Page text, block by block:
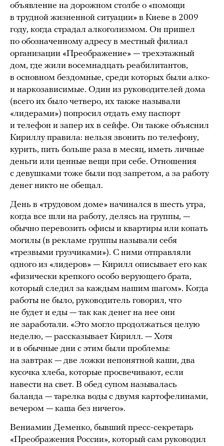
объявление на дорожном столбе о «помощи
в трудной жизненной ситуации» в Киеве в 2009
году, когда страдал алкоголизмом. Он пришел
по обозначенному адресу в местный филиал
организации «Преображение» — трехэтажный
дом, где жили восемнадцать реабилитантов,
в основном бездомные, среди которых были алко-
и наркозависимые. Один из руководителей дома
(всего их было четверо, их также называли
«лидерами») попросил отдать ему паспорт
и телефон и запер их в сейфе. Он также объяснил
Кириллу правила: нельзя звонить по телефону,
курить, пить больше раза в месяц, иметь личные
деньги или ценные вещи при себе. Отношения
с девушками тоже были под запретом, а за работу
денег никто не обещал.
День в «трудовом доме» начинался в шесть утра,
когда все шли на работу, делясь на группы, —
обычно перевозить офисы и квартиры или копать
могилы (в рекламе группы называли себя
«трезвыми грузчиками»). С ними отправляли
одного из «лидеров» — Кирилл описывает его как
«физически крепкого особо верующего брата,
который следил за каждым нашим шагом». Когда
работы не было, руководитель говорил, что
не будет и еды — так как денег на нее они
не заработали. «Это могло продолжаться целую
неделю, — рассказывает Кирилл. — Хотя
и в обычные дни с этим были проблемы:
на завтрак — две ложки непонятной каши, два
кусочка хлеба, которые просвечивают, если
навести на свет. В обед супом называлась
баланда — тарелка воды с двумя картофелинами,
вечером — каша без ничего».
Вениамин Деменко, бывший пресс-секретарь
«Преображения России», который сам руководил